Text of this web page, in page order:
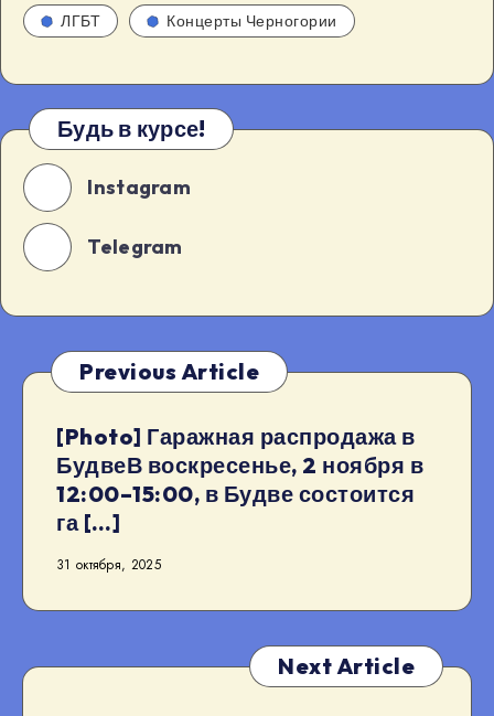
ЛГБТ Концерты Черногории
Будь в курсе!
Instagram
Telegram
Previous Article
[Photo] Гаражная распродажа в
БудвеВ воскресенье, 2 ноября в
12:00–15:00, в Будве состоится
га […]
31 октября, 2025
Next Article